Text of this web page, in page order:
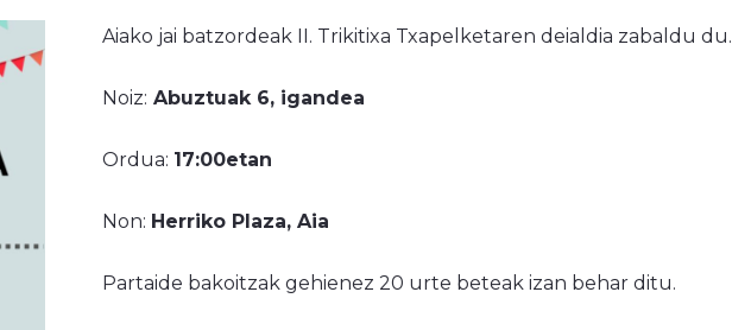
Aiako jai batzordeak II. Trikitixa Txapelketaren deialdia zabaldu du.
Noiz: Abuztuak 6, igandea
Ordua: 17:00etan
Non: Herriko Plaza, Aia
Partaide bakoitzak gehienez 20 urte beteak izan behar ditu.